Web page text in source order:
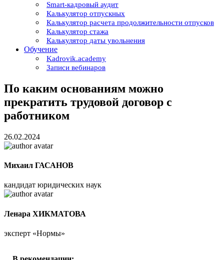
Smart-кадровый аудит
Калькулятор отпускных
Калькулятор расчета продолжительности отпусков
Калькулятор стажа
Калькулятор даты увольнения
Обучение
Kadrovik.academy
Записи вебинаров
По каким основаниям можно
прекратить трудовой договор с
работником
26.02.2024
Михаил ГАСАНОВ
кандидат юридических наук
Ленара ХИКМАТОВА
эксперт «Нормы»